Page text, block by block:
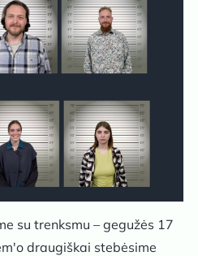
su trenksmu – gegužės 17
draugiškai stebėsime